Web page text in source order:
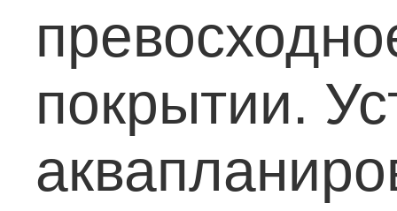
покрытии.